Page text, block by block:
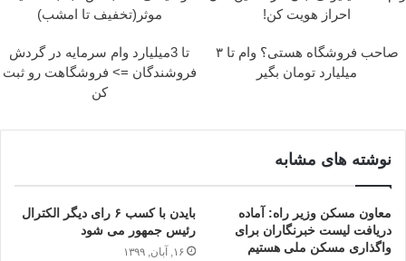
احراز هویت کن!
موثر(تخفیف تا امشب)
صاحب فروشگاه هستی؟ وام تا ۳
میلیارد تومان بگیر
تا 3میلیارد وام سرمایه در گردش
فروشندگان => فروشگاهت رو ثبت
کن
نوشته های مشابه
معاون مسکن وزیر راه: آماده
دریافت لیست خبرنگاران برای
واگذاری مسکن ملی هستیم
بایدن با کسب ۶ رای دیگر الکترال
رئیس جمهور می شود
۱۶, آبان, ۱۳۹۹